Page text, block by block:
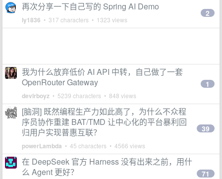
再次分享一下自己写的 Spring AI Demo
ly1836 • 317 characters • 1323 views
2
我为什么放弃低价 AI API 中转，自己做了一套
OpenRouter Gateway
devlrboyz • 5239 characters • 848 views
1
[脑洞] 既然编程生产力如此高了，为什么不众程
序员协作重建 BAT/TMD 让中心化的平台暴利回
归用户实现普惠互联？
powerLambda • 45 characters • 4566 views
39
在 DeepSeek 官方 Harness 没有出来之前，用什
么 Agent 更好？
71